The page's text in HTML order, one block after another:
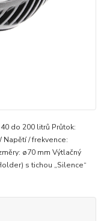
do 200 litrů Průtok:
/ frekvence:
ø70 mm Výtlačný
s tichou „Silence“